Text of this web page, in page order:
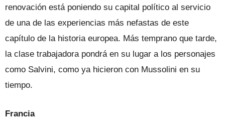
renovación está poniendo su capital político al servicio
de una de las experiencias más nefastas de este
capítulo de la historia europea. Más temprano que tarde,
la clase trabajadora pondrá en su lugar a los personajes
como Salvini, como ya hicieron con Mussolini en su
tiempo.
Francia